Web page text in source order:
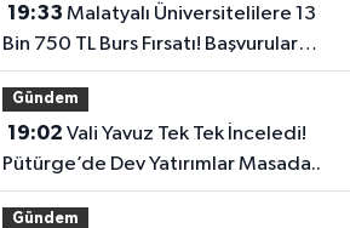
19:33
Bin 750 TL Burs Fırsatı! Başvurular
Başlıyor...
Gündem
19:02
Pütürge’de Dev Yatırımlar Masada..
Gündem